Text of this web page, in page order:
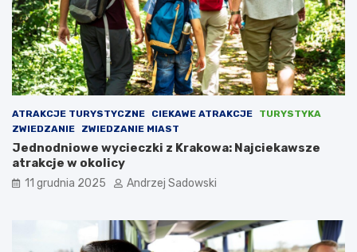
u
j
a
w
s
k
m
ATRAKCJE TURYSTYCZNE CIEKAWE ATRAKCJE
TURYSTYKA
ZWIEDZANIE
ZWIEDZANIE MIAST
Jednodniowe wycieczki z Krakowa: Najciekawsze
atrakcje w okolicy
11 grudnia 2025 Andrzej Sadowski